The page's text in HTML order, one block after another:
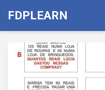
FDPLEARN